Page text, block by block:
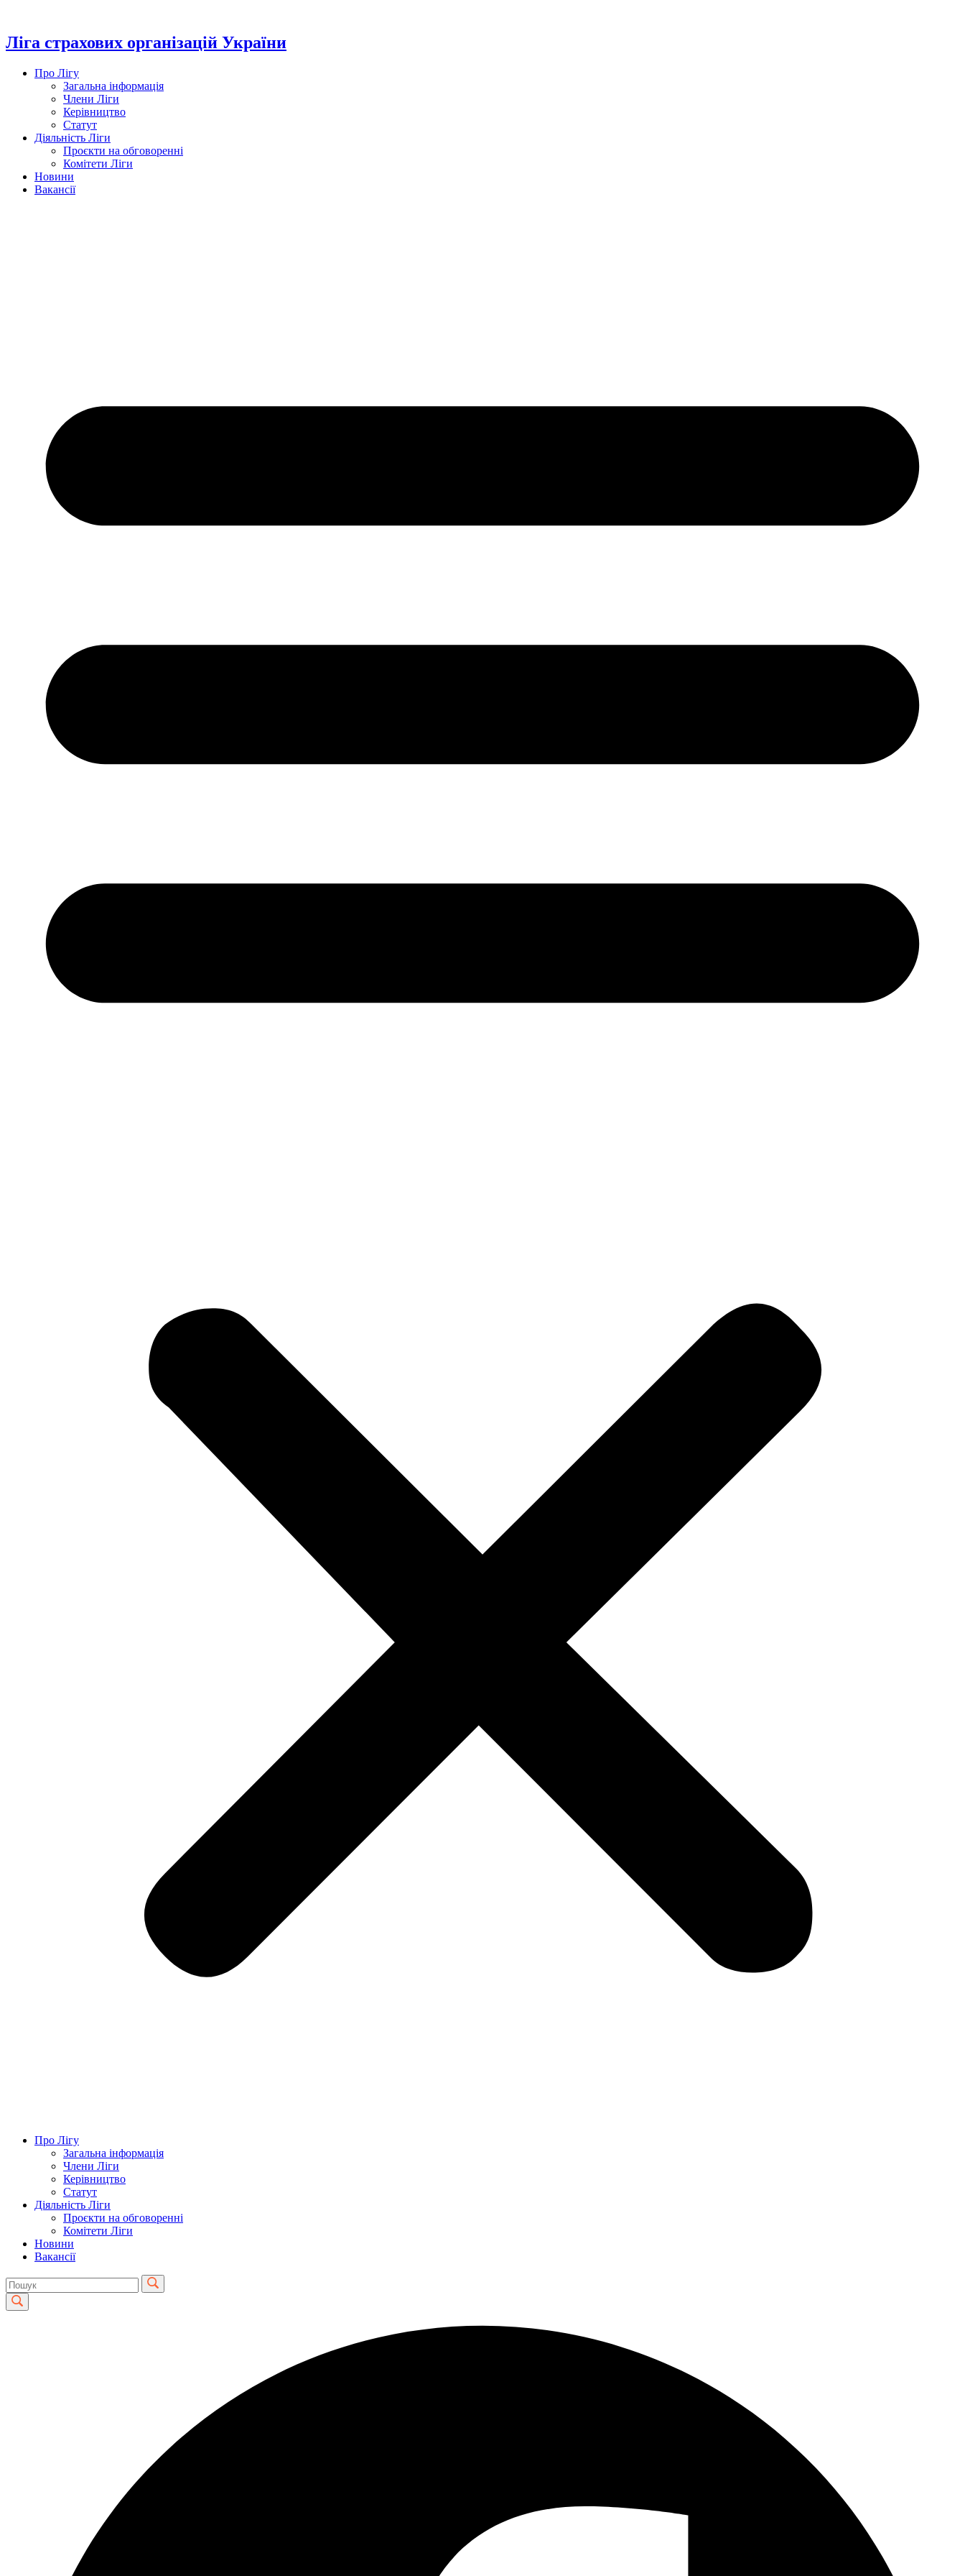
вмісту
Ліга страхових організацій України
Про Лігу
Загальна інформація
Члени Ліги
Керівництво
Статут
Діяльність Ліги
Проєкти на обговоренні
Комітети Ліги
Новини
Вакансії
Про Лігу
Загальна інформація
Члени Ліги
Керівництво
Статут
Діяльність Ліги
Проєкти на обговоренні
Комітети Ліги
Новини
Вакансії